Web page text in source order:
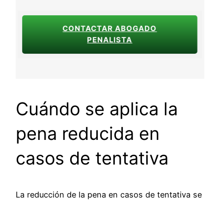
CONTACTAR ABOGADO
PENALISTA
Cuándo se aplica la
pena reducida en
casos de tentativa
La reducción de la pena en casos de tentativa se